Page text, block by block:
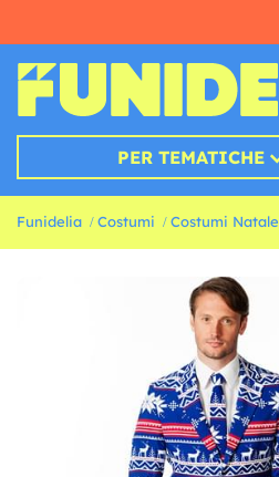
PER TEMATICHE
Funidelia Costumi Costumi Natale